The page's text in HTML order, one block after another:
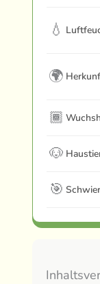
💧
🌍
🏾
🐶
🎯